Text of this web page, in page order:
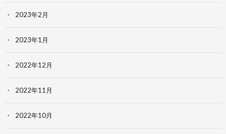
2023年2月
2023年1月
2022年12月
2022年11月
2022年10月